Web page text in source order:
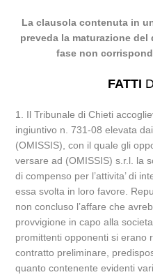
La clausola contenuta in
preveda la maturazione
fase non
FATTI
1. Il Tribunale di Chieti
ingiuntivo n. 731-08 elevata
(OMISSIS), con il quale gli
versare ad (OMISSIS) s.r.l. la
di compenso per l’attivita’ di
essa svolta in loro favore.
non concluso l’affare che
provvigione in capo alla
promittenti opponenti si erano
contratto preliminare,
quanto contenente evidenti